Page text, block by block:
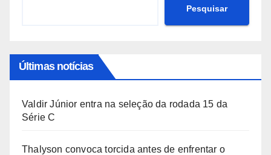
Pesquisar
Últimas notícias
Valdir Júnior entra na seleção da rodada 15 da
Série C
Thalyson convoca torcida antes de enfrentar o